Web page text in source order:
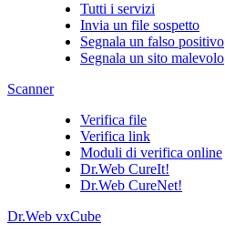
Tutti i servizi
Invia un file sospetto
Segnala un falso positivo
Segnala un sito malevolo
Scanner
Verifica file
Verifica link
Moduli di verifica online
Dr.Web CureIt!
Dr.Web CureNet!
Dr.Web vxCube